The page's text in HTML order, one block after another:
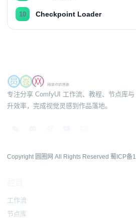
10 Checkpoint Loader
专注分享 ComfyUI 工作流、教程、节点库
升效率，完成视觉灵感到作品落地。
Copyright 圆圈网 All Rights Reserved 蜀ICP备
工作流
节点库